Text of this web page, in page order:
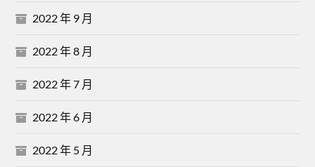
2022 年 9 月
2022 年 8 月
2022 年 7 月
2022 年 6 月
2022 年 5 月